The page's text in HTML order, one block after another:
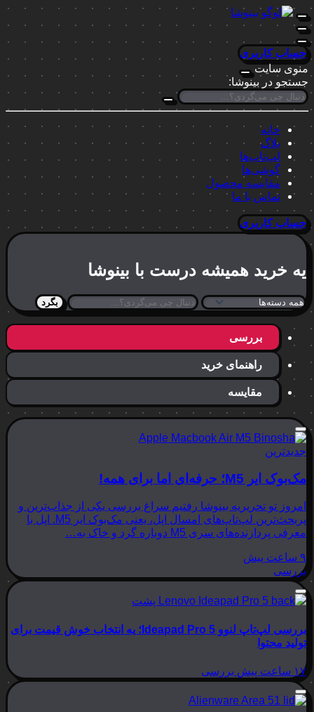
حساب کاربری
منوی سایت
جستجو در بینوشا:
خانه
بلاگ
لپ‌تاپ‌ها
گوشی‌ها
مقایسه محصول
تماس با ما
حساب کاربری
یه خرید همیشه درست با بینوشا
بگرد
بررسی
راهنمای خرید
مقایسه
جدیدترین
مک‌بوک ایر M5؛ حرفه‌ای اما برای همه!
امروز تو تحریریه بینوشا رفتیم سراغ بررسی یکی از جذاب‌ترین و
پربحث‌ترین لپ‌تاپ‌های امسال اپل، یعنی مک‌بوک ایر M5. اپل با
معرفی پردازنده‌های سری M5 دوباره گرد و خاک به…
۹ ساعت پیش
بررسی
بررسی لپ‌تاپ لنوو Ideapad Pro 5؛ یه انتخاب خوش قیمت برای
تولید محتوا
۱۷ ساعت پیش بررسی